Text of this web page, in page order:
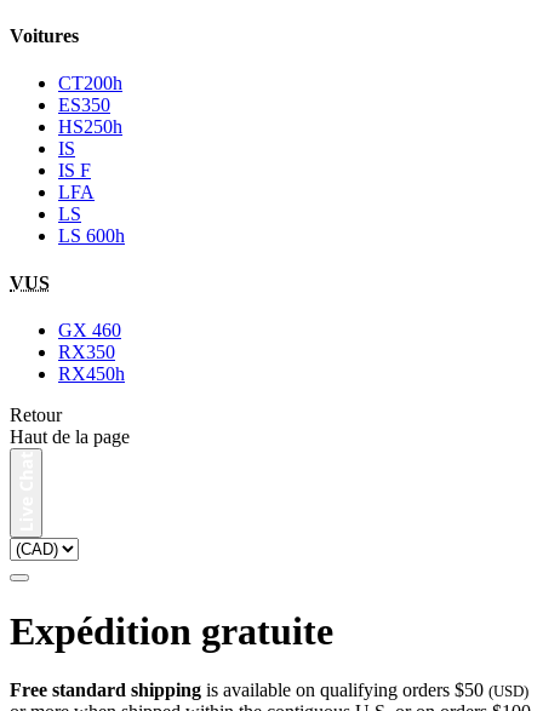
Voitures
CT200h
ES350
HS250h
IS
IS F
LFA
LS
LS 600h
VUS
GX 460
RX350
RX450h
Retour
Haut de la page
Expédition gratuite
Free standard shipping is available on qualifying orders $50 (USD)